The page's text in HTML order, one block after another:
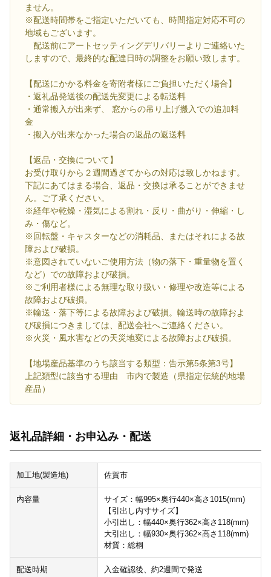
ません。
※配送時間帯をご指定いただいても、時間指定対応不可の
地域もございます。
配送前にアートセッティングデリバリーよりご連絡いた
しますので、最終的な配達日時の調整をお願い致します。
【配送にかかる料金を寄附者様にご負担いただく場合】
・返礼品発送後の配送先変更による転送料
・通常搬入が出来ず、 窓からの吊り上げ搬入での追加料
金
・搬入が出来なかった場合の返品の返送料
【返品・交換について】
お受け取りから２週間過ぎてからの対応は致しかねます。
下記にあてはまる場合、返品・交換は承ることができませ
ん。ご了承ください。
※経年や乾燥・湿気による割れ・反り・曲がり・伸縮・し
み・傷など。
※回転盤・キャスターなどの消耗品、またはそれによる故
障および破損。
※意図されていないご使用方法（物の落下・重量物を置く
など）での故障および破損。
※ご利用者様による無理な取り扱い・修理や改造等による
故障および破損。
※輸送・落下等による故障および破損。輸送時の故障およ
び破損につきましては、配送会社へご連絡ください。
※火災・風水害などの天災地変による故障および破損。
【地場産品基準のうち該当する類型：告示第5条第3号】
上記類型に該当する理由 市内で製造（県指定伝統的地場
産品）
返礼品詳細・お申込み・配送
加工地(製造地) 佐賀市
内容量
サイズ：幅995×奥行440×高さ1015(mm)
【引出し内寸サイズ】
小引出し：幅440×奥行362×高さ118(mm)
大引出し：幅930×奥行362×高さ118(mm)
材質：総桐
配送時期
入金確認後、約2週間で発送